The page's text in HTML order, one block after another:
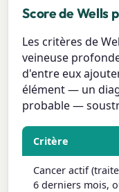
Score de Wells
Les critères de
veineuse
d'entre eux
élément — un
probable —
Critère
Cancer actif
6 derniers mois,